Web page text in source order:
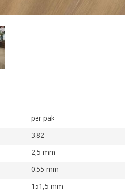
per pak
3.82
2,5 mm
0.55 mm
151,5 mm